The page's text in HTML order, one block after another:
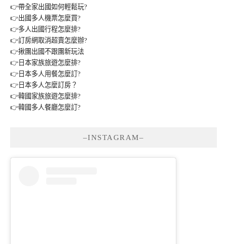
👉帶全家出國如何輕鬆玩?
👉出國多人機票怎麼買?
👉多人出國行程怎麼排?
👉訂房網取消超賣怎麼辦?
👉揪團出國不跟團新玩法
👉日本家族旅遊怎麼排?
👉日本多人用餐怎麼訂?
👉日本多人怎麼訂房？
👉韓國家族旅遊怎麼排?
👉韓國多人餐廳怎麼訂?
–INSTAGRAM–